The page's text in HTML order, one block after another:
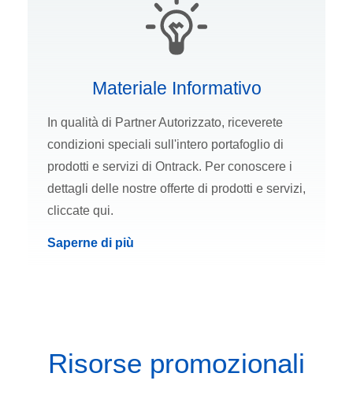
Materiale Informativo
In qualità di Partner Autorizzato, riceverete
condizioni speciali sull'intero portafoglio di
prodotti e servizi di Ontrack. Per conoscere i
dettagli delle nostre offerte di prodotti e servizi,
cliccate qui.
Saperne di più
Risorse promozionali